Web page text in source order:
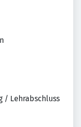
/ Lehrabschluss